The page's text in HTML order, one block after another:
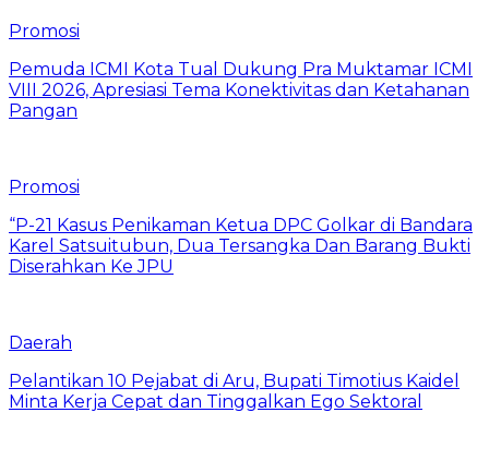
Promosi
Pemuda ICMI Kota Tual Dukung Pra Muktamar ICMI
VIII 2026, Apresiasi Tema Konektivitas dan Ketahanan
Pangan
Promosi
“P-21 Kasus Penikaman Ketua DPC Golkar di Bandara
Karel Satsuitubun, Dua Tersangka Dan Barang Bukti
Diserahkan Ke JPU
Daerah
Pelantikan 10 Pejabat di Aru, Bupati Timotius Kaidel
Minta Kerja Cepat dan Tinggalkan Ego Sektoral